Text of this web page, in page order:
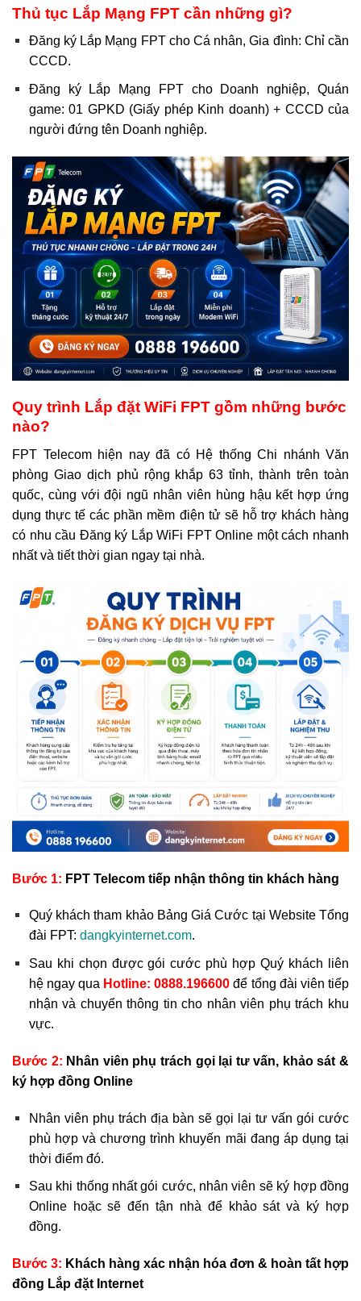
Thủ tục Lắp Mạng FPT cần những gì?
Đăng ký Lắp Mạng FPT cho Cá nhân, Gia đình: Chỉ cần
CCCD.
Đăng ký Lắp Mạng FPT cho Doanh nghiệp, Quán
game: 01 GPKD (Giấy phép Kinh doanh) + CCCD của
người đứng tên Doanh nghiệp.
Quy trình Lắp đặt WiFi FPT gồm những bước
nào?
FPT Telecom hiện nay đã có Hệ thống Chi nhánh Văn
phòng Giao dịch phủ rộng khắp 63 tỉnh, thành trên toàn
quốc, cùng với đội ngũ nhân viên hùng hậu kết hợp ứng
dụng thực tế các phần mềm điện tử sẽ hỗ trợ khách hàng
có nhu cầu Đăng ký Lắp WiFi FPT Online một cách nhanh
nhất và tiết thời gian ngay tại nhà.
Bước 1: FPT Telecom tiếp nhận thông tin khách hàng
Quý khách tham khảo Bảng Giá Cước tại Website Tổng
đài FPT: dangkyinternet.com.
Sau khi chọn được gói cước phù hợp Quý khách liên
hệ ngay qua Hotline:0888.196600 để tổng đài viên tiếp
nhận và chuyển thông tin cho nhân viên phụ trách khu
vực.
Bước 2: Nhân viên phụ trách gọi lại tư vấn, khảo sát &
ký hợp đồng Online
Nhân viên phụ trách địa bàn sẽ gọi lại tư vấn gói cước
phù hợp và chương trình khuyến mãi đang áp dụng tại
thời điểm đó.
Sau khi thống nhất gói cước, nhân viên sẽ ký hợp đồng
Online hoặc sẽ đến tận nhà để khảo sát và ký hợp
đồng.
Bước 3: Khách hàng xác nhận hóa đơn & hoàn tất hợp
đồng Lắp đặt Internet